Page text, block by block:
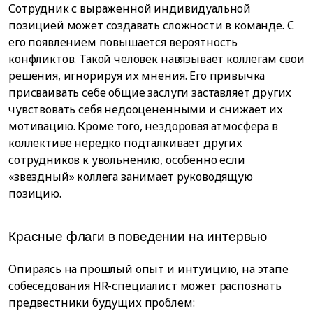
Сотрудник с выраженной индивидуальной
позицией может создавать сложности в команде. С
его появлением повышается вероятность
конфликтов. Такой человек навязывает коллегам свои
решения, игнорируя их мнения. Его привычка
присваивать себе общие заслуги заставляет других
чувствовать себя недооцененными и снижает их
мотивацию. Кроме того, нездоровая атмосфера в
коллективе нередко подталкивает других
сотрудников к увольнению, особенно если
«звездный» коллега занимает руководящую
позицию.
Красные флаги в поведении на интервью
Опираясь на прошлый опыт и интуицию, на этапе
собеседования HR-специалист может распознать
предвестники будущих проблем: